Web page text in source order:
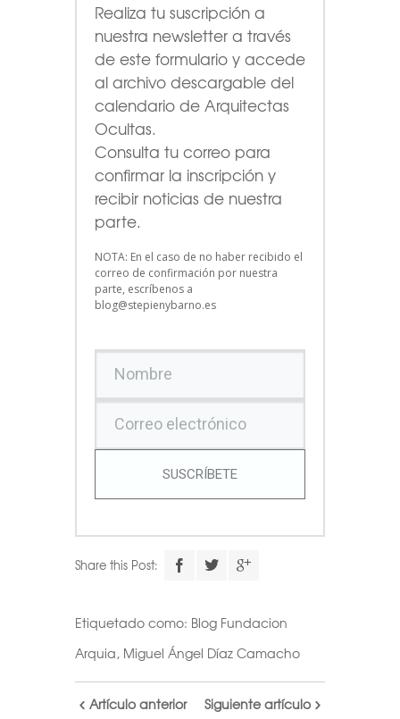
Realiza tu suscripción a
nuestra newsletter a través
de este formulario y accede
al archivo descargable del
calendario de Arquitectas
Ocultas.
Consulta tu correo para
confirmar la inscripción y
recibir noticias de nuestra
parte.
NOTA: En el caso de no haber recibido el
correo de confirmación por nuestra
parte, escríbenos a
blog@stepienybarno.es
SUSCRÍBETE
Share this Post:
Etiquetado como: Blog Fundacion
Arquia, Miguel Ángel Díaz Camacho
Artículo anterior Siguiente artículo